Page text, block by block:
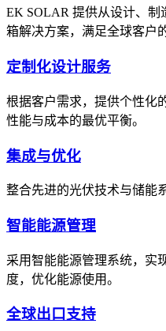
EK SOLAR 提供从设计、
箱解决方案，满足全球客户
定制化设计服务
根据客户需求，提供个性化
性能与成本的最优平衡。
集成与优化
整合先进的光伏技术与储能
智能能源管理
采用智能能源管理系统，实
度，优化能源使用。
全球出口支持